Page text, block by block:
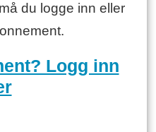
du logge inn eller
Logg inn